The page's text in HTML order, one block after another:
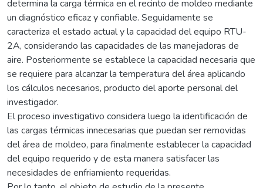
determina la carga térmica en el recinto de moldeo mediante
un diagnóstico eficaz y confiable. Seguidamente se
caracteriza el estado actual y la capacidad del equipo RTU-
2A, considerando las capacidades de las manejadoras de
aire. Posteriormente se establece la capacidad necesaria que
se requiere para alcanzar la temperatura del área aplicando
los cálculos necesarios, producto del aporte personal del
investigador.
El proceso investigativo considera luego la identificación de
las cargas térmicas innecesarias que puedan ser removidas
del área de moldeo, para finalmente establecer la capacidad
del equipo requerido y de esta manera satisfacer las
necesidades de enfriamiento requeridas.